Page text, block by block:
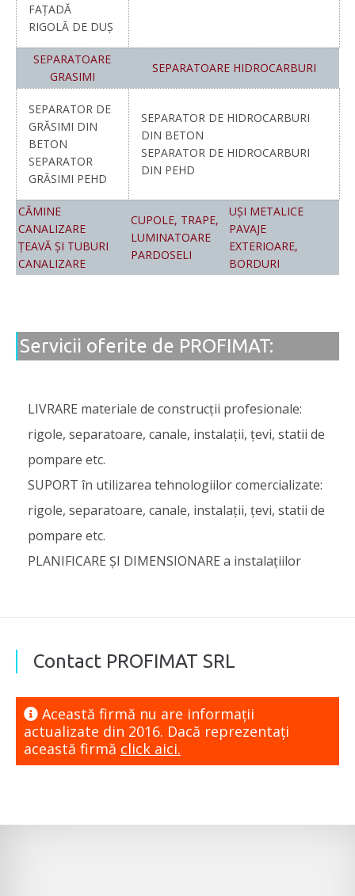
FAȚADĂ
RIGOLĂ DE DUȘ
SEPARATOARE
GRASIMI
SEPARATOARE HIDROCARBURI
SEPARATOR DE
GRĂSIMI DIN
BETON
SEPARATOR
GRĂSIMI PEHD
SEPARATOR DE HIDROCARBURI
DIN BETON
SEPARATOR DE HIDROCARBURI
DIN PEHD
CĂMINE
CANALIZARE
ȚEAVĂ ȘI TUBURI
CANALIZARE
CUPOLE, TRAPE,
LUMINATOARE
PARDOSELI
UȘI METALICE
PAVAJE
EXTERIOARE,
BORDURI
Servicii oferite de PROFIMAT:
LIVRARE materiale de construcții profesionale:
rigole, separatoare, canale, instalații, țevi, statii de
pompare etc.
SUPORT în utilizarea tehnologiilor comercializate:
rigole, separatoare, canale, instalații, țevi, statii de
pompare etc.
PLANIFICARE ȘI DIMENSIONARE a instalațiilor
Contact PROFIMAT SRL
Această firmă nu are informaţii
actualizate din 2016. Dacă reprezentaţi
această firmă click aici.